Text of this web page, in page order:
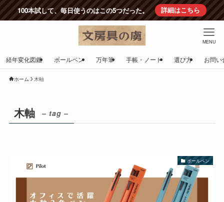
100本試して、毎日使うのはこの5つだった。 詳細はこちら
MENU
経年変化図鑑 ボールペン 万年筆 手帳・ノート 選び方 お問い
ホーム 木軸
木軸 – tag –
ボールペン